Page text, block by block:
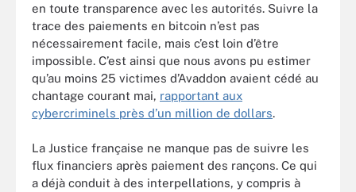
en toute transparence avec les autorités. Suivre la
trace des paiements en bitcoin n’est pas
nécessairement facile, mais c’est loin d’être
impossible. C’est ainsi que nous avons pu estimer
qu’au moins 25 victimes d’Avaddon avaient cédé au
chantage courant mai, rapportant aux
cybercriminels près d’un million de dollars.
La Justice française ne manque pas de suivre les
flux financiers après paiement des rançons. Ce qui
a déjà conduit à des interpellations, y compris à